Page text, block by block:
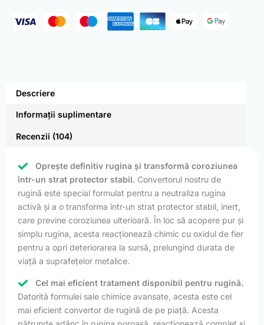
Descriere
Informații suplimentare
Recenzii (104)
Oprește definitiv rugina și transformă coroziunea
într-un strat protector stabil. Convertorul nostru de
rugină este special formulat pentru a neutraliza rugina
activă și a o transforma într-un strat protector stabil, inert,
care previne coroziunea ulterioară. În loc să acopere pur și
simplu rugina, acesta reacționează chimic cu oxidul de fier
pentru a opri deteriorarea la sursă, prelungind durata de
viață a suprafețelor metalice.
Cel mai eficient tratament disponibil pentru rugină.
Datorită formulei sale chimice avansate, acesta este cel
mai eficient convertor de rugină de pe piață. Acesta